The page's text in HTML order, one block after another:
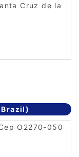
Cruz de la
O2270-050